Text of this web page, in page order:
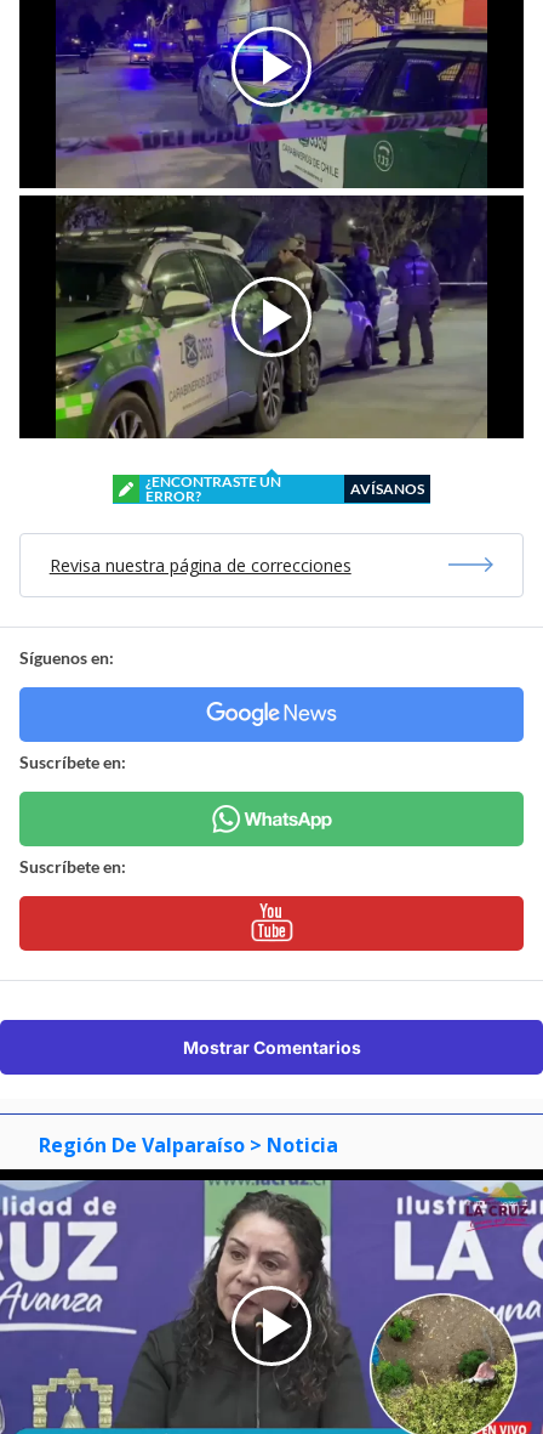
¿ENCONTRASTE UN
ERROR?
AVÍSANOS
Revisa nuestra página de correcciones
Síguenos en:
Suscríbete en:
Suscríbete en:
Mostrar Comentarios
Región De Valparaíso > Noticia